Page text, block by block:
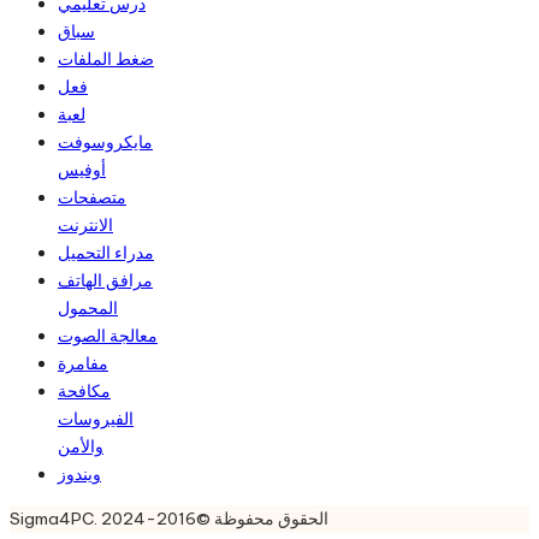
سباق
ضغط الملفات
فعل
لعبة
مايكروسوفت
أوفيس
متصفحات
الانترنت
مدراء التحميل
مرافق الهاتف
المحمول
معالجة الصوت
مفامرة
مكافحة
الفيروسات
والأمن
ويندوز
Sigma4PC. الحقوق محفوظة ©2016-2024